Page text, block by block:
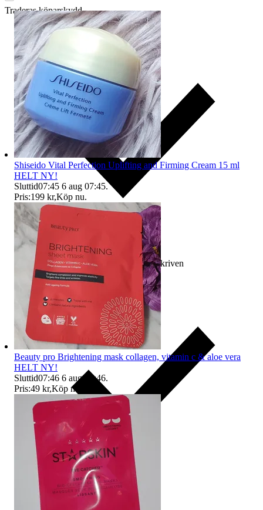
Traderas köparskydd
Ersättning om varan inte är som beskriven
Ersättning om du inte får din vara
Shiseido Vital Perfection Uplifting and Firming Cream 15 ml
HELT NY!
Sluttid07:45 6 aug 07:45.
Pris:199 kr,Köp nu.
Beauty pro Brightening mask collagen, vitamin c & aloe vera
HELT NY!
Sluttid07:46 6 aug 07:46.
Pris:49 kr,Köp nu